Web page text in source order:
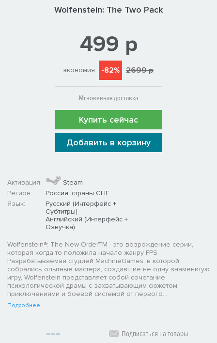
Wolfenstein: The Two Pack
499 р
экономия -82% 2699 р
Мгновенная доставка
Купить сейчас
Добавить в корзину
Активация:
Steam
Регион:
Россия, страны СНГ
Язык:
Русский (Интерфейс +
Субтитры)
Английский (Интерфейс +
Озвучка)
Wolfenstein®: The New OrderTM - это возрождение серии,
которая когда-то положила начало жанру FPS.
Разрабатываемая студией MachineGames, в которой
собрались опытные мастера, создавшие не одну знаменитую
игру, Wolfenstein представляет собой сочетание
психологической драмы с захватывающим сюжетом,
приключениями и боевой системой от первого...
Подробнее
Подписаться на товары